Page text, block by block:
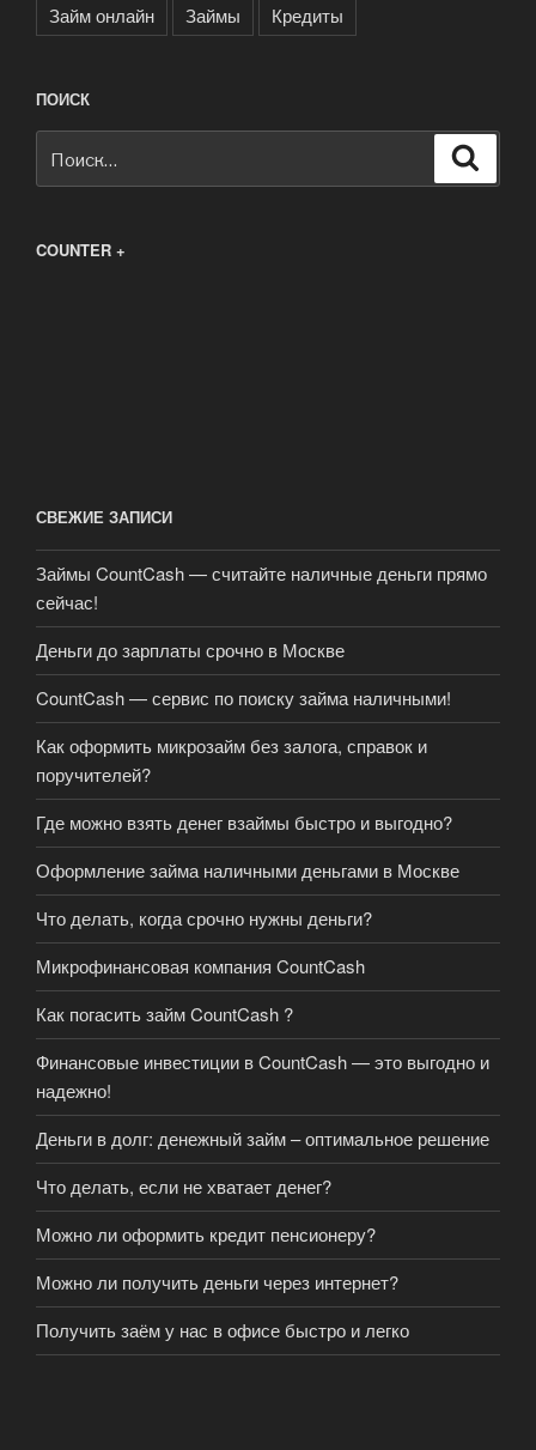
Займ онлайн
Займы Кредиты
ПОИСК
COUNTER +
СВЕЖИЕ ЗАПИСИ
Займы CountCash — считайте наличные деньги прямо
сейчас!
Деньги до зарплаты срочно в Москве
CountCash — сервис по поиску займа наличными!
Как оформить микрозайм без залога, справок и
поручителей?
Где можно взять денег взаймы быстро и выгодно?
Оформление займа наличными деньгами в Москве
Что делать, когда срочно нужны деньги?
Микрофинансовая компания CountCash
Как погасить займ CountCash ?
Финансовые инвестиции в CountCash — это выгодно и
надежно!
Деньги в долг: денежный займ – оптимальное решение
Что делать, если не хватает денег?
Можно ли оформить кредит пенсионеру?
Можно ли получить деньги через интернет?
Получить заём у нас в офисе быстро и легко